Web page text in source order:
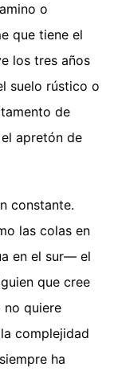
o
que tiene el
los tres años
suelo rústico o
de
apretón de
constante.
las colas en
en el sur— el
que cree
no quiere
complejidad
ha